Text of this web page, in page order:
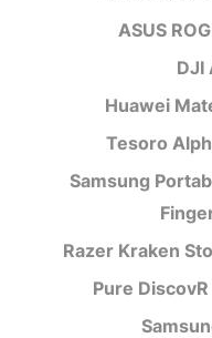
ASUS
DJI
Huawei
Tesoro
Samsung
Razer Kraken
Pure